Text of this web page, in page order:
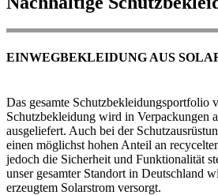
EINWEGBEKLEIDUNG AUS
Das gesamte Schutzbekleidungsportfolio
Schutzbekleidung wird in Verpackungen
ausgeliefert. Auch bei der
einen möglichst hohen Anteil an
jedoch die Sicherheit und Funktionalität
unser gesamter Standort in Deutschland
erzeugtem Solarstrom versorgt.